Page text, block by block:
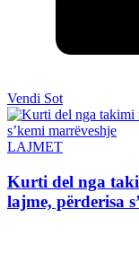
Vendi Sot
LAJMET
Kurti del nga
lajme, përderisa